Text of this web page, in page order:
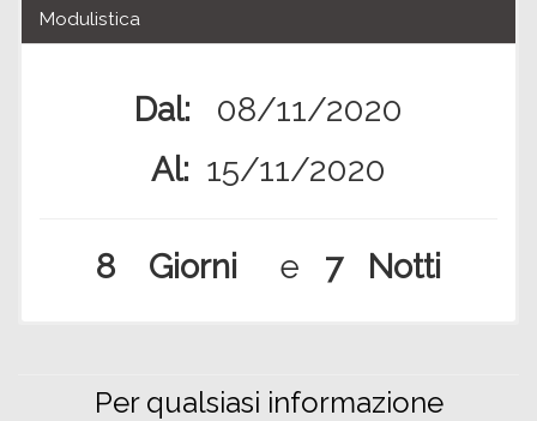
Modulistica
Dal: 08/11/2020
Al: 15/11/2020
8 Giorni e 7 Notti
Per qualsiasi informazione